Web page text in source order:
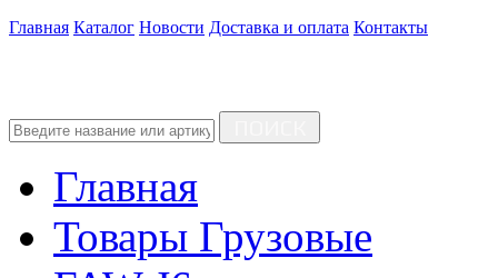
Главная Каталог Новости Доставка и оплата Контакты
Главная
Товары Грузовые